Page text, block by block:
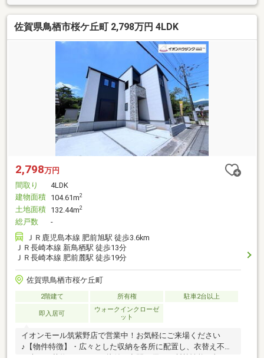
佐賀県鳥栖市桜ケ丘町 2,798万円 4LDK
2,798万円
間取り
4LDK
建物面積 104.61m2
土地面積 132.44m2
総戸数
-
ＪＲ鹿児島本線 肥前旭駅 徒歩3.6km
ＪＲ長崎本線 新鳥栖駅 徒歩13分
ＪＲ長崎本線 肥前麓駅 徒歩19分
佐賀県鳥栖市桜ケ丘町
2階建て 所有権 駐車2台以上
即入居可
ウォークインクローゼ
ット
イオンモール筑紫野店で営業中！お気軽にご来場ください
♪【物件特徴】・広々とした収納を各所に配置し、衣替え不要